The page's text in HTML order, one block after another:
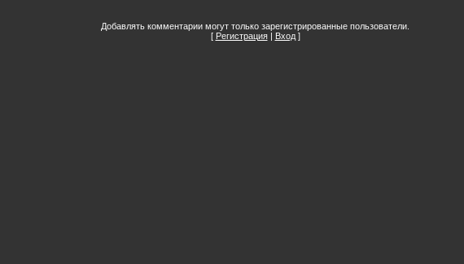
Добавлять комментарии могут только зарегистрированные пользователи.
[ Регистрация| Вход]